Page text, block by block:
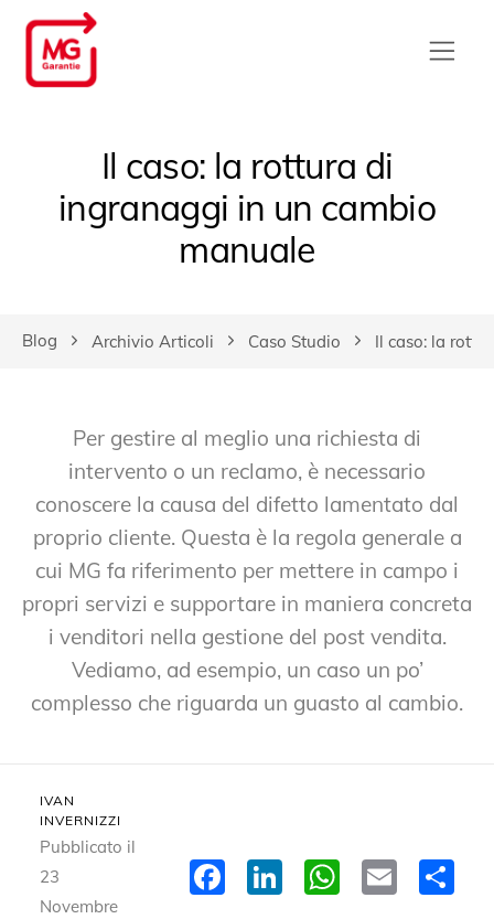
Il caso: la rottura di
ingranaggi in un cambio
manuale
Blog Archivio Articoli Caso Studio Il caso: la
Per gestire al meglio una richiesta di
intervento o un reclamo, è necessario
conoscere la causa del difetto lamentato dal
proprio cliente. Questa è la regola generale a
cui MG fa riferimento per mettere in campo i
propri servizi e supportare in maniera concreta
i venditori nella gestione del post vendita.
Vediamo, ad esempio, un caso un po’
complesso che riguarda un guasto al cambio.
IVAN
INVERNIZZI
Pubblicato il
23
Novembre
Facebook
LinkedIn Email